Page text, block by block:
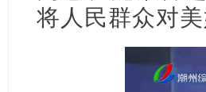
将人民群众对